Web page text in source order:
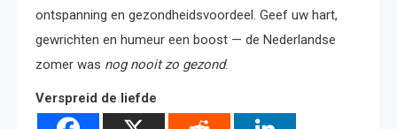
ontspanning en gezondheidsvoordeel. Geef uw hart,
gewrichten en humeur een boost — de Nederlandse
zomer was nog nooit zo gezond.
Verspreid de liefde